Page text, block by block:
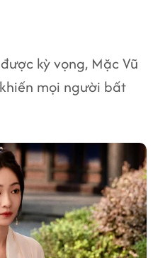
kỳ vọng, Mặc Vũ
mọi người bất